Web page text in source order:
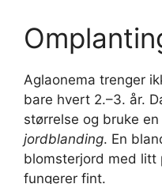
Aglaonema trenger
bare hvert 2.–3. år.
størrelse og bruke en
jordblanding. En
blomsterjord med litt
fungerer fint.